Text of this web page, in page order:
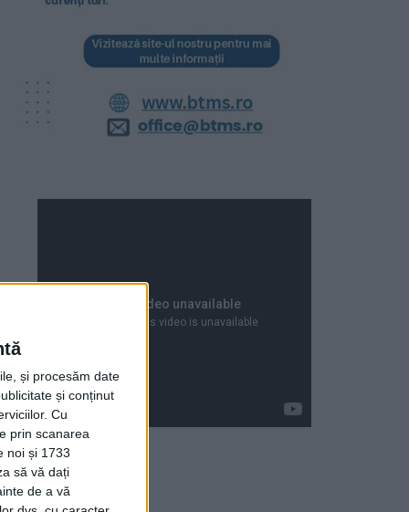
și procesăm date
și conținut
Cu
prin scanarea
noi și 1733
să vă dați
de a vă
Articole recente